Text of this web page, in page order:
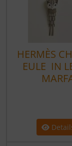
HERMÈS
EULE IN